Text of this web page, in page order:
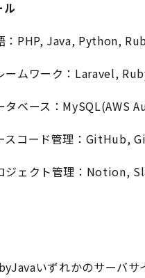
ル
：PHP, Java, Python,
ームワーク：Laravel,
タベース：MySQL(AWS
スコード管理：GitHub,
ジェクト管理：Notion,
いずれかのサーバサ